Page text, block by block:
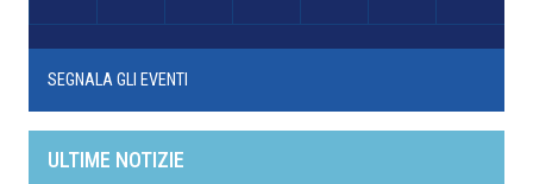
SEGNALA GLI EVENTI
ULTIME NOTIZIE